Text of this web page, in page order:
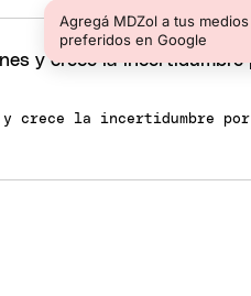
Agregá MDZol a tus medios
preferidos en Google
crece la incertidumbre